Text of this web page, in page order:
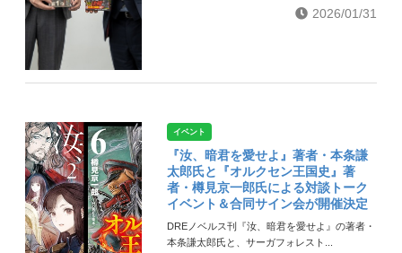
2026/01/31
イベント
『汝、暗君を愛せよ』著者・本条謙
太郎氏と『オルクセン王国史』著
者・樽見京一郎氏による対談トーク
イベント＆合同サイン会が開催決定
DREノベルス刊『汝、暗君を愛せよ』の著者・
本条謙太郎氏と、サーガフォレスト...